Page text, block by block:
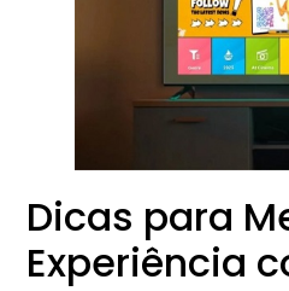
Dicas para
Experiência